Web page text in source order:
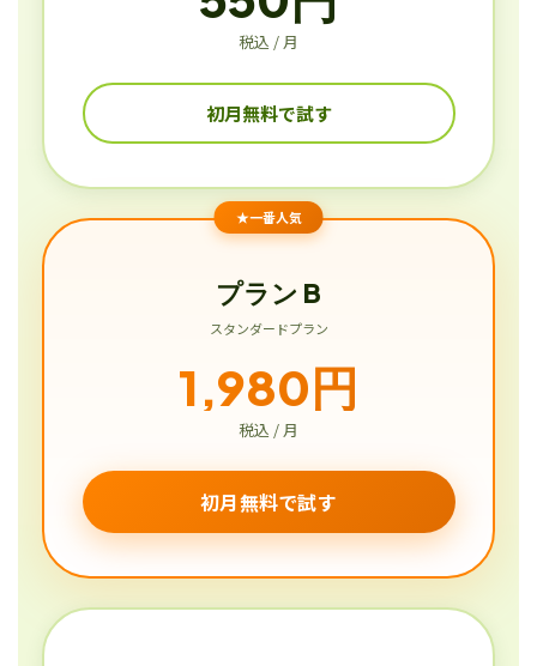
税込 / 月
初月無料で試す
★一番人気
プラン B
スタンダードプラン
1,980円
税込 / 月
初月無料で試す